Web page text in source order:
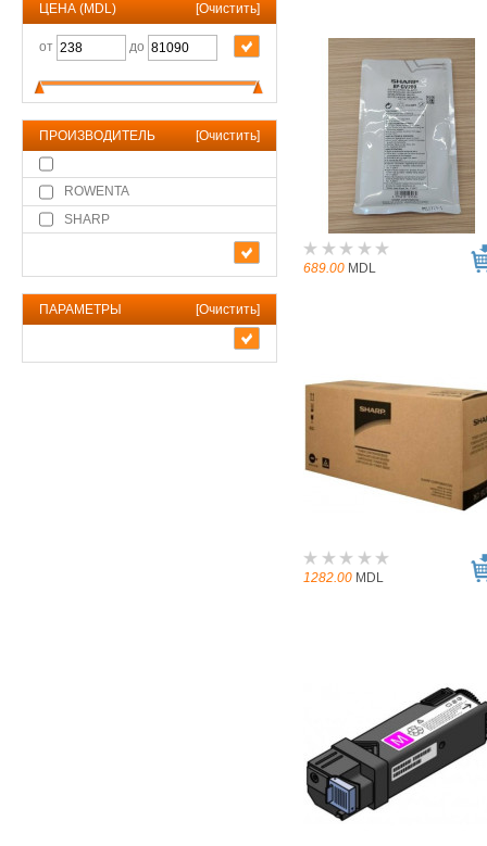
ЦЕНА (MDL) [Очистить]
от до
ПРОИЗВОДИТЕЛЬ [Очистить]
ROWENTA
SHARP
ПАРАМЕТРЫ [Очистить]
689.00 MDL
1282.00 MDL